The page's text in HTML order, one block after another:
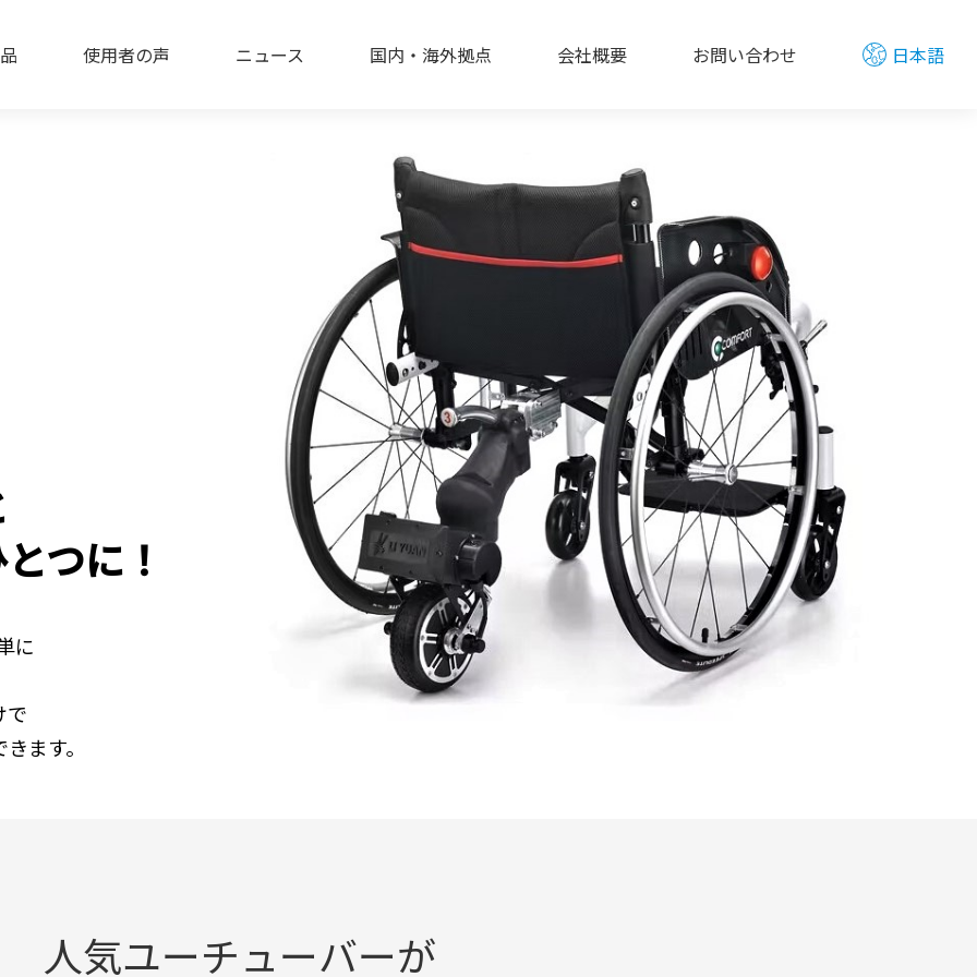
使用者の声 ニュース 国内・海外拠点 会社概要 お問い合わせ 日本語
つに！
に
で
ます。
人気ユーチューバーが